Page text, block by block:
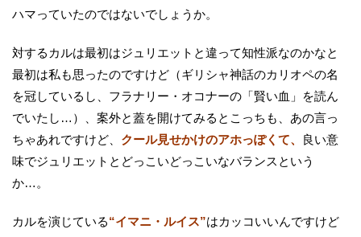
ハマっていたのではないでしょうか。
対するカルは最初はジュリエットと違って知性派なのかなと
最初は私も思ったのですけど（ギリシャ神話のカリオペの名
を冠しているし、フラナリー・オコナーの「賢い血」を読ん
でいたし…）、案外と蓋を開けてみるとこっちも、あの言っ
ちゃあれですけど、 クール見せかけのアホっぽくて、
良い意
味でジュリエットとどっこいどっこいなバランスという
か…。
カルを演じている“イマニ・ルイス”はカッコいいんですけど